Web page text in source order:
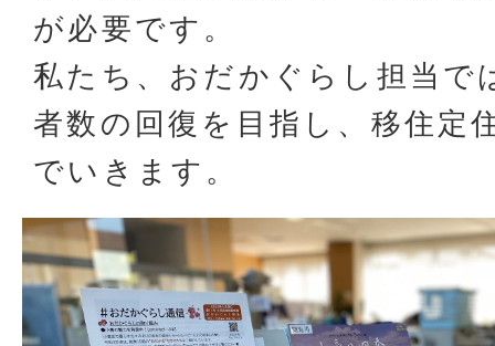
が必要です。
私たち、おだかぐらし担当で
者数の回復を目指し、移住定
でいきます。